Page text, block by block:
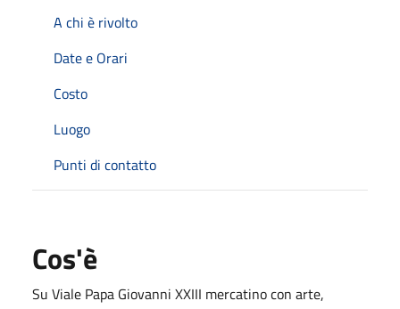
A chi è rivolto
Date e Orari
Costo
Luogo
Punti di contatto
Cos'è
Su Viale Papa Giovanni XXIII mercatino con arte,